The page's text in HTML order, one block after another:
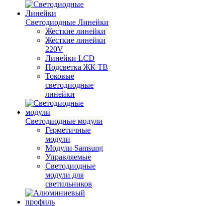
Светодиодные Линейки
Жесткие линейки
Жесткие линейки
220V
Линейки LCD
Подсветка ЖК ТВ
Токовые
светодиодные
линейки
Светодиодные модули
Герметичные
модули
Модули Samsung
Управляемые
Светодиодные
модули для
светильников